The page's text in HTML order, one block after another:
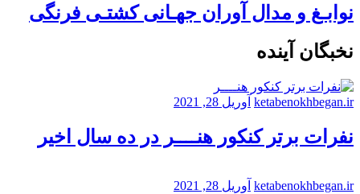
نوابـغ و مدال آوران جهـانی کشتـی فرنگی
نخبگان آینده
ketabenokhbegan.ir آوریل 28, 2021
نفرات برتر کنکور هنــــر در ده سال اخیر
ketabenokhbegan.ir آوریل 28, 2021